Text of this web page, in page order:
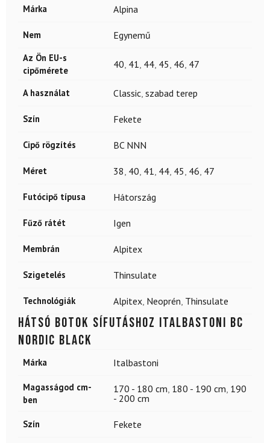
Márka Alpina
Nem Egynemű
Az Ön EU-s
cipőmérete
40 41 44 45 46 47
A használat Classic szabad terep
Szín Fekete
Cipő rögzítés BC NNN
Méret 38 40 41 44 45 46 47
Futócipő típusa Hátország
Fűző rátét Igen
Membrán Alpitex
Szigetelés Thinsulate
Technológiák Alpitex Neoprén Thinsulate
Hátsó botok sífutáshoz ITALBASTONI BC
Nordic Black
Márka Italbastoni
Magasságod cm-
ben
170 - 180 cm 180 - 190 cm 190
- 200 cm
Szín Fekete